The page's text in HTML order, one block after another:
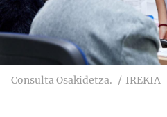
Consulta Osakidetza. IREKIA